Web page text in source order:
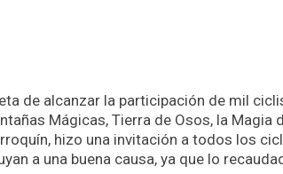
de alcanzar la participación de mil
Mágicas, Tierra de Osos, la Magia
hizo una invitación a todos los
a una buena causa, ya que lo